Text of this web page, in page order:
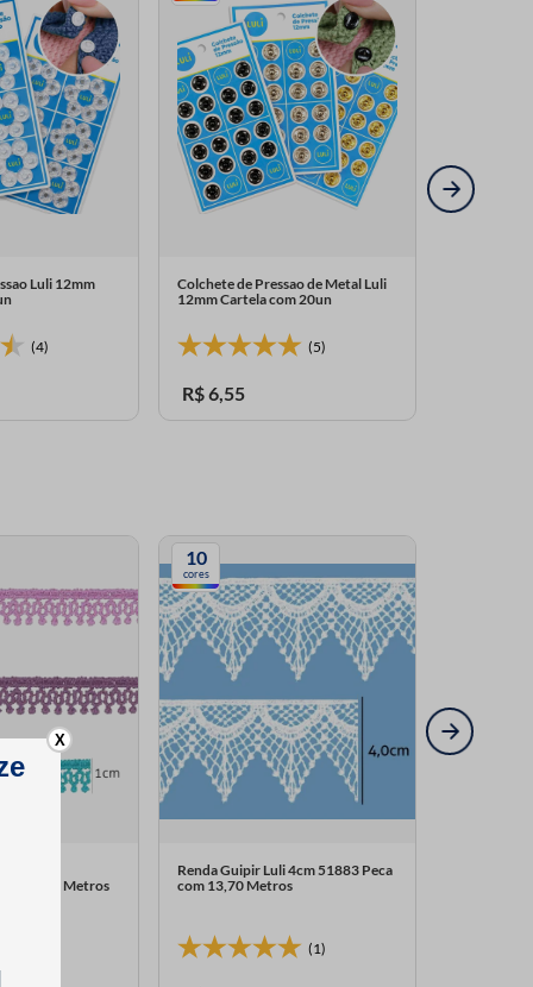
Luli 12mm
(4)
Colchete de Pressao de Metal Luli
12mm Cartela com 20un
(5)
R$6 55
1cm
com 10 Metros
10
cores
Renda Guipir Luli 4cm 51883 Peca
com 13,70 Metros
(1)
X